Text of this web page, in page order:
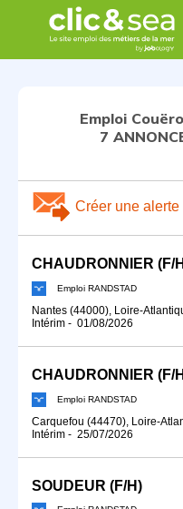
Emploi
7
Créer une alerte
CHAUDRONNIER (F/
Emploi RANDSTAD
Nantes (44000), Loire-
Intérim - 01/08/2026
CHAUDRONNIER (F/
Emploi RANDSTAD
Carquefou (44470), Loire-
Intérim - 25/07/2026
SOUDEUR (F/H)